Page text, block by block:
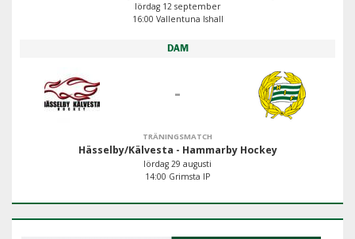
lördag 12 september
16:00 Vallentuna Ishall
DAM
-
TRÄNINGSMATCH
Hässelby/Kälvesta - Hammarby Hockey
lördag 29 augusti
14:00 Grimsta IP